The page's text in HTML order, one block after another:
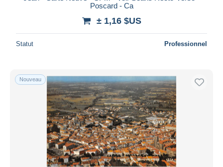
Poscard - Ca
± 1,16 $US
Statut Professionnel
Nouveau